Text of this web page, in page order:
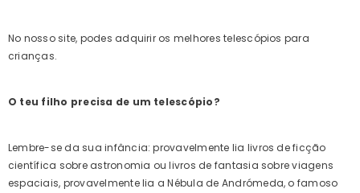
€172.09 EUR €106.52
No nosso site, podes adquirir os melhores telescópios para
crianças.
O teu filho precisa de um telescópio?
Lembre-se da sua infância: provavelmente lia livros de ficção
científica sobre astronomia ou livros de fantasia sobre viagens
espaciais, provavelmente lia a Nébula de Andrómeda, o famoso